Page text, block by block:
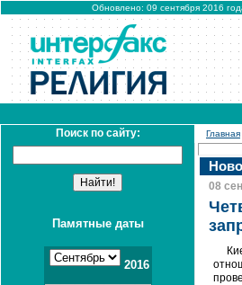
Обновлено: 09 сентября 2016
Поиск по сайту:
Памятные даты
2016
Главная
08